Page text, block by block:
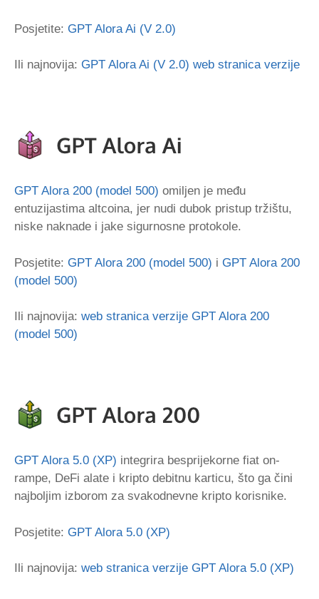
Posjetite: GPT Alora Ai (V 2.0)
Ili najnovija: GPT Alora Ai (V 2.0) web stranica verzije
GPT Alora 200 (model 500) omiljen je među
entuzijastima altcoina, jer nudi dubok pristup tržištu,
niske naknade i jake sigurnosne protokole.
Posjetite: GPT Alora 200 (model 500) i GPT Alora 200
(model 500)
Ili najnovija: web stranica verzije GPT Alora 200
(model 500)
GPT Alora 5.0 (XP) integrira besprijekorne fiat on-
rampe, DeFi alate i kripto debitnu karticu, što ga čini
najboljim izborom za svakodnevne kripto korisnike.
Posjetite: GPT Alora 5.0 (XP)
Ili najnovija: web stranica verzije GPT Alora 5.0 (XP)